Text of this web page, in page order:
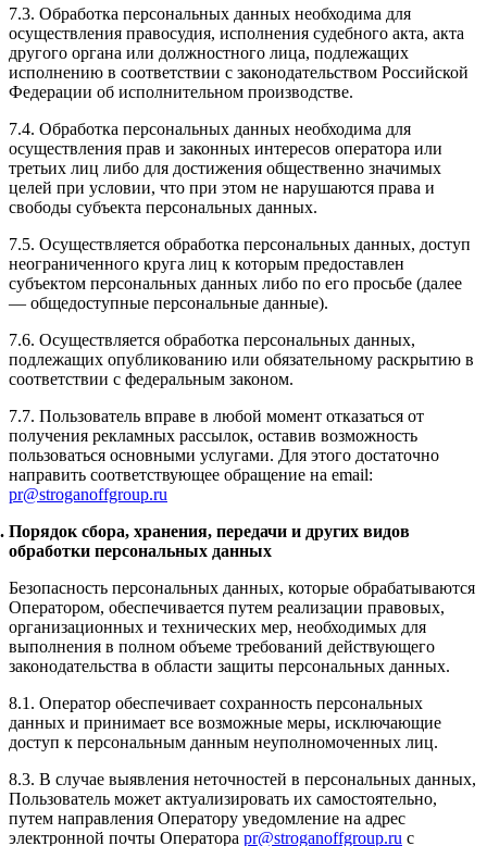
7.3. Обработка персональных данных необходима для
осуществления правосудия, исполнения судебного акта, акта
другого органа или должностного лица, подлежащих
исполнению в соответствии с законодательством Российской
Федерации об исполнительном производстве.
7.4. Обработка персональных данных необходима для
осуществления прав и законных интересов оператора или
третьих лиц либо для достижения общественно значимых
целей при условии, что при этом не нарушаются права и
свободы субъекта персональных данных.
7.5. Осуществляется обработка персональных данных, доступ
неограниченного круга лиц к которым предоставлен
субъектом персональных данных либо по его просьбе (далее
— общедоступные персональные данные).
7.6. Осуществляется обработка персональных данных,
подлежащих опубликованию или обязательному раскрытию в
соответствии с федеральным законом.
7.7. Пользователь вправе в любой момент отказаться от
получения рекламных рассылок, оставив возможность
пользоваться основными услугами. Для этого достаточно
направить соответствующее обращение на email:
pr@stroganoffgroup.ru
Порядок сбора, хранения, передачи и других видов
обработки персональных данных
Безопасность персональных данных, которые обрабатываются
Оператором, обеспечивается путем реализации правовых,
организационных и технических мер, необходимых для
выполнения в полном объеме требований действующего
законодательства в области защиты персональных данных.
8.1. Оператор обеспечивает сохранность персональных
данных и принимает все возможные меры, исключающие
доступ к персональным данным неуполномоченных лиц.
8.3. В случае выявления неточностей в персональных данных,
Пользователь может актуализировать их самостоятельно,
путем направления Оператору уведомление на адрес
электронной почты Оператора pr@stroganoffgroup.ru с